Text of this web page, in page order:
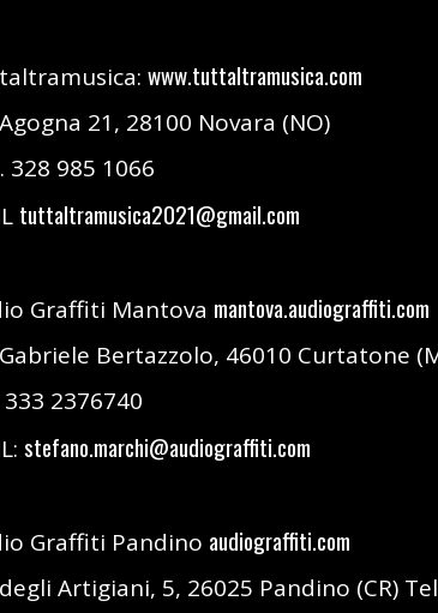
www.tuttaltramusica.com
21, 28100 Novara (NO)
328 985 1066
tuttaltramusica2021@gmail.com
Graffiti Mantova mantova.audiograffiti.com
Bertazzolo, 46010 Curtatone
333 2376740
stefano.marchi@audiograffiti.com
Graffiti Pandino audiograffiti.com
Artigiani, 5, 26025 Pandino (CR)